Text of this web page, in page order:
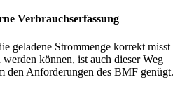
Verbrauchserfassung
geladene Strommenge korrekt misst
werden können, ist auch dieser Weg
den Anforderungen des BMF genügt.